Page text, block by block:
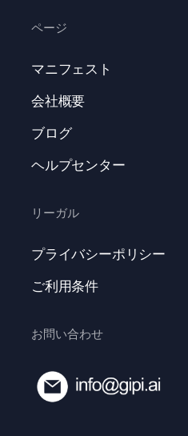
ページ
マニフェスト
会社概要
ブログ
ヘルプセンター
リーガル
プライバシーポリシー
ご利用条件
お問い合わせ